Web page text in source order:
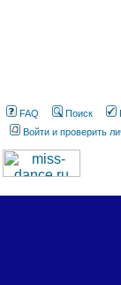
FAQ Поиск
Войти и проверить